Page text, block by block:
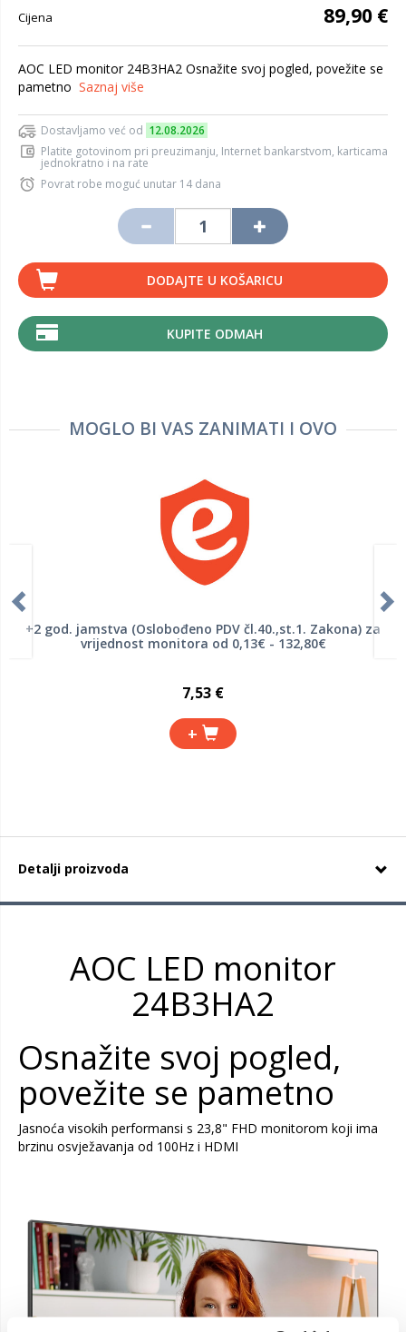
Cijena 89,90 €
AOC LED monitor 24B3HA2 Osnažite svoj pogled, povežite se
pametno Saznaj više
Dostavljamo već od 12.08.2026
Platite gotovinom pri preuzimanju, Internet bankarstvom, karticama
jednokratno i na rate
Povrat robe moguć unutar 14 dana
DODAJTE U KOŠARICU
KUPITE ODMAH
MOGLO BI VAS ZANIMATI I OVO
+2 god. jamstva (Oslobođeno PDV čl.40.,st.1. Zakona) za
vrijednost monitora od 0,13€ - 132,80€
7,53 €
+
Detalji proizvoda
AOC LED monitor
24B3HA2
Osnažite svoj pogled,
povežite se pametno
Jasnoća visokih performansi s 23,8" FHD monitorom koji ima
brzinu osvježavanja od 100Hz i HDMI